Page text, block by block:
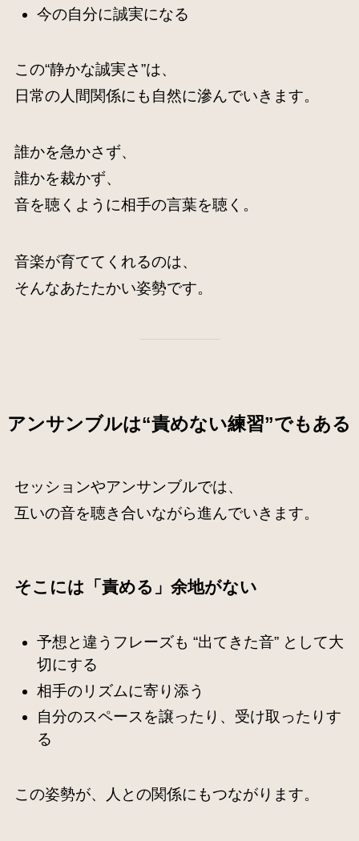
今の自分に誠実になる
この“静かな誠実さ”は、
日常の人間関係にも自然に滲んでいきます。
誰かを急かさず、
誰かを裁かず、
音を聴くように相手の言葉を聴く。
音楽が育ててくれるのは、
そんなあたたかい姿勢です。
アンサンブルは“責めない練習”でもある
セッションやアンサンブルでは、
互いの音を聴き合いながら進んでいきます。
そこには「責める」余地がない
予想と違うフレーズも “出てきた音” として大
切にする
相手のリズムに寄り添う
自分のスペースを譲ったり、受け取ったりす
る
この姿勢が、人との関係にもつながります。